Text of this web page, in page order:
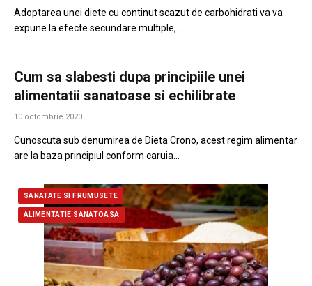
Adoptarea unei diete cu continut scazut de carbohidrati va va
expune la efecte secundare multiple,…
Cum sa slabesti dupa principiile unei
alimentatii sanatoase si echilibrate
10 octombrie 2020
Cunoscuta sub denumirea de Dieta Crono, acest regim alimentar
are la baza principiul conform caruia…
SANATATE SI FRUMUSETE
ALIMENTATIE SANATOASA